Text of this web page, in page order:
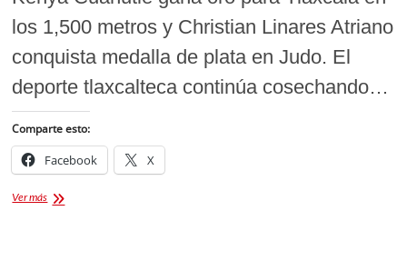
los 1,500 metros y Christian Linares Atriano
conquista medalla de plata en Judo. El
deporte tlaxcalteca continúa cosechando…
Comparte esto:
Facebook X
Ver másTlaxcala